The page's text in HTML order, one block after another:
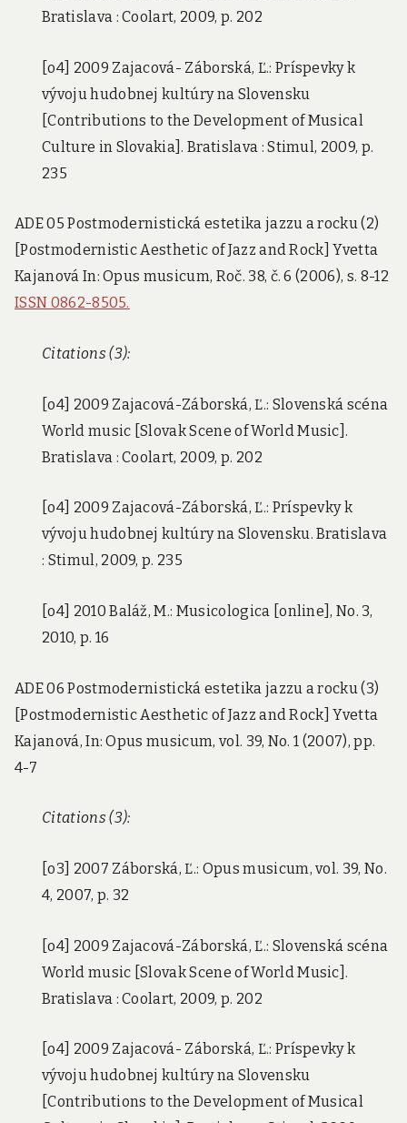
Bratislava : Coolart, 2009, p. 202
[o4] 2009 Zajacová- Záborská, Ľ.: Príspevky k
vývoju hudobnej kultúry na Slovensku
[Contributions to the Development of Musical
Culture in Slovakia]. Bratislava : Stimul, 2009, p.
235
ADE 05 Postmodernistická estetika jazzu a rocku (2)
[Postmodernistic Aesthetic of Jazz and Rock] Yvetta
Kajanová In: Opus musicum, Roč. 38, č. 6 (2006), s. 8-12
ISSN 0862-8505.
Citations (3):
[o4] 2009 Zajacová-Záborská, Ľ.: Slovenská scéna
World music [Slovak Scene of World Music].
Bratislava : Coolart, 2009, p. 202
[o4] 2009 Zajacová-Záborská, Ľ.: Príspevky k
vývoju hudobnej kultúry na Slovensku. Bratislava
: Stimul, 2009, p. 235
[o4] 2010 Baláž, M.: Musicologica [online], No. 3,
2010, p. 16
ADE 06 Postmodernistická estetika jazzu a rocku (3)
[Postmodernistic Aesthetic of Jazz and Rock] Yvetta
Kajanová, In: Opus musicum, vol. 39, No. 1 (2007), pp.
4-7
Citations (3):
[o3] 2007 Záborská, Ľ.: Opus musicum, vol. 39, No.
4, 2007, p. 32
[o4] 2009 Zajacová-Záborská, Ľ.: Slovenská scéna
World music [Slovak Scene of World Music].
Bratislava : Coolart, 2009, p. 202
[o4] 2009 Zajacová- Záborská, Ľ.: Príspevky k
vývoju hudobnej kultúry na Slovensku
[Contributions to the Development of Musical